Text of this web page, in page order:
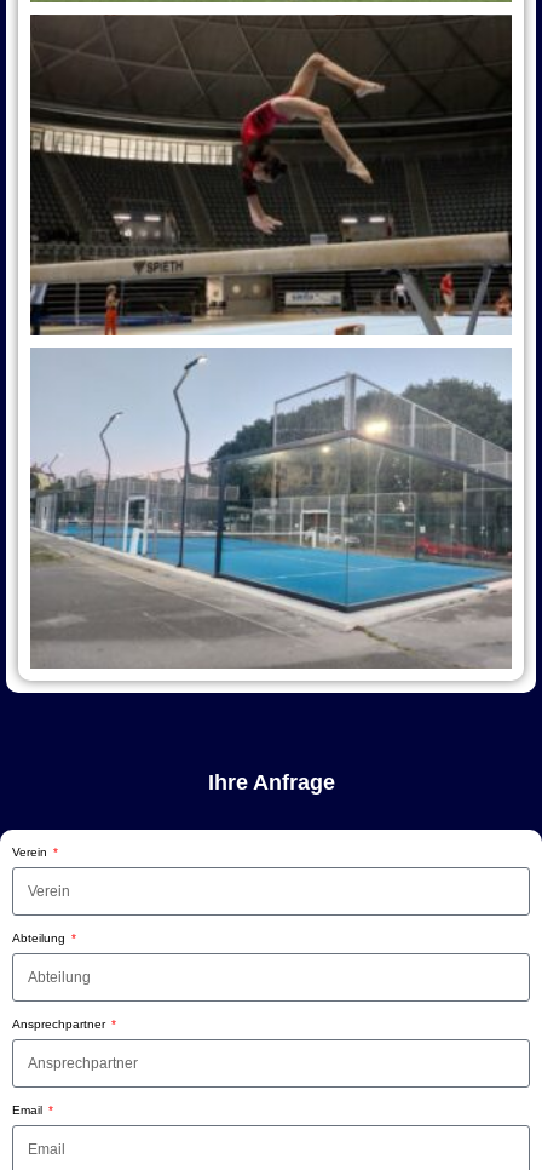
Ihre Anfrage
Verein
Abteilung
Ansprechpartner
Email